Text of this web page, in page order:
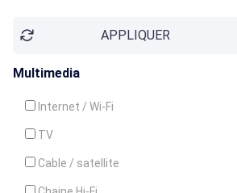
APPLIQUER
Multimedia
Internet / Wi-Fi
TV
Cable / satellite